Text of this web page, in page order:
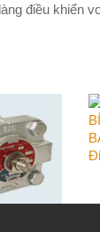
điều khiển